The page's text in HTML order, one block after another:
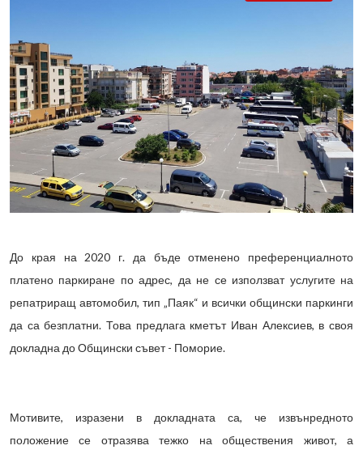
До края на 2020 г. да бъде отменено преференциалното
платено паркиране по адрес, да не се използват услугите на
репатриращ автомобил, тип „Паяк“ и всички общински паркинги
да са безплатни. Това предлага кметът Иван Алексиев, в своя
докладна до Общински съвет - Поморие.
Мотивите, изразени в докладната са, че извънредното
положение се отразява тежко на обществения живот, а